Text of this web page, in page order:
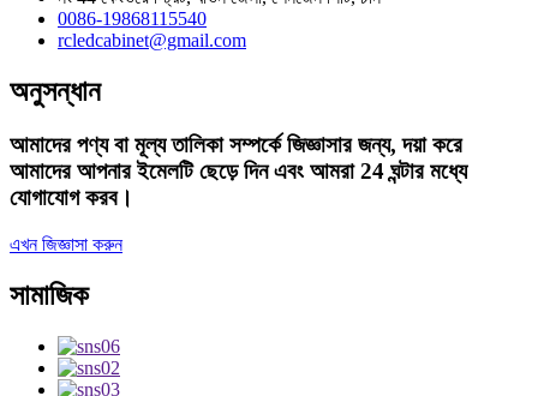
0086-19868115540
rcledcabinet@gmail.com
অনুসন্ধান
আমাদের পণ্য বা মূল্য তালিকা সম্পর্কে জিজ্ঞাসার জন্য, দয়া করে
আমাদের আপনার ইমেলটি ছেড়ে দিন এবং আমরা 24 ঘন্টার মধ্যে
যোগাযোগ করব।
এখন জিজ্ঞাসা করুন
সামাজিক